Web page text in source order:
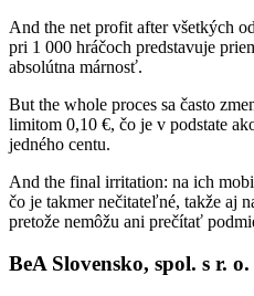
And the net profit after všetkých
pri 1 000 hráčoch predstavuje
absolútna márnosť.
But the whole proces sa často
limitom 0,10 €, čo je v podstate
jedného centu.
And the final irritation: na ich
čo je takmer nečitateľné, takže aj
pretože nemôžu ani prečítať
BeA Slovensko, spol. s r. o.